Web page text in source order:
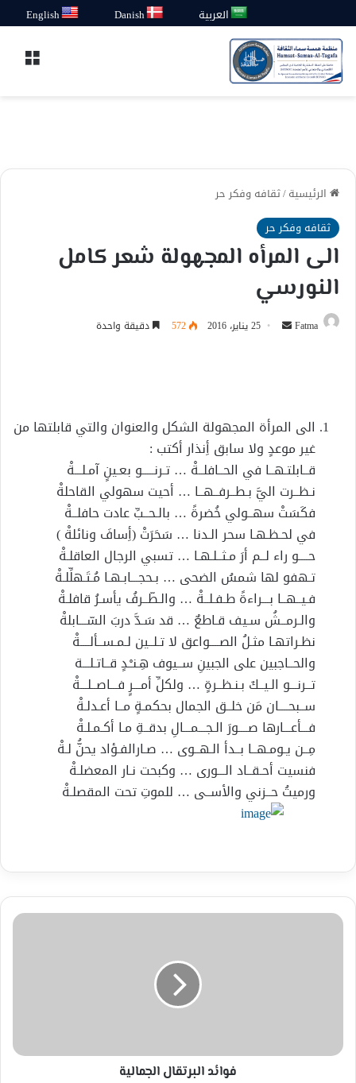
العربية Danish
English
الرئيسية/ثقافه وفكر حر
ثقافه وفكر حر
الى المرأه المجهولة شعر كامل
النورسي
Fatma
أرسل 25 يناير، 2016 572 دقيقة واحدة
الى المرأة المجهولة الشكل والعنوان والتي قابلتها من
غير موعدٍ ولا سابق أِنذار أكتب :
قــابلتـهــا في الحــافلــةْ … تـرنـــــو بعـينٍ آمـلـــةْ
نـظــرت اليَّ بـطــرفــهــا … أحيت سهولي القاحلةْ
فكَسَتْ سهــولي خُضرةً … بالـحــبِّ عادت حافلــةْ
في لحـظـهـا سحر الـدنا … سَحَرَتْ (أِسافَ ونائلةْ )
حــــو راء لــم أرَ مـثــلـهـا … تسبي الرجال العاقلـةْ
تـهفو لها شمسُ الضحى … بـحجـــابـهـا مُـتَـهلِّلـةْ
فـيــهــا بـــراءةً طـفـلــةْ … والـطّــرفُ يأسـرُ قافلـةْ
والـرمــشُ سـيف قـاطعٌ … قد سَـدَّ دربَ السّـــابلةْ
نظـراتهـا مثـلُ الصــــواعق لا تـلــين لـمـســألــــةْ
والحــاجبين على الجبينِ ســيوف هِـنـْـدٍ قــاتـلـــة
تــرنـــو الـيــكَ بـنـظــرةٍ … ولكلِّ أمـــرٍ فـــاصــلـــةْ
ســبحــــان مَن خلــق الجمال بحكمـةٍ مــا أعـدلـةْ
فـــأعـــارها صــــورَ الـجـــمـــالِ بدقــةِ مـا أكـمـلـةْ
مِــن يـومـهــا بــدأ الـهــوى … صـارالفـؤاد يحنُّ لـةْ
فنسيت أحـقــاد الـــورى … وكبحت نـار المعضلـةْ
ورميتُ حــزني والأســى … للموتِ تحت المقصلـةْ
فوائد
فوائد البرتقال الجمالية